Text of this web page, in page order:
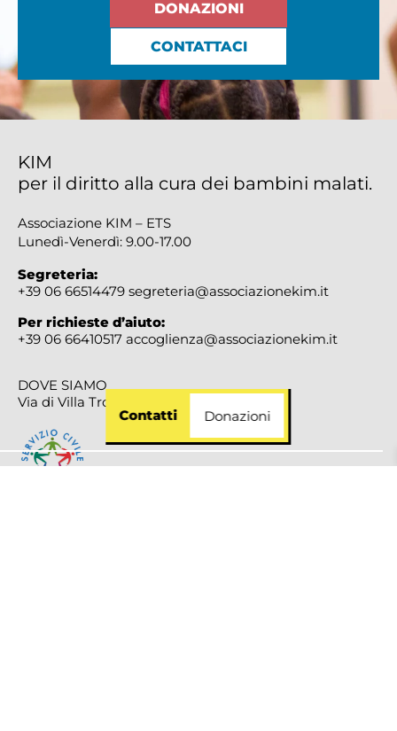
DONAZIONI
CONTATTACI
KIM
per il diritto alla cura dei bambini malati.
Associazione KIM – ETS
Lunedì-Venerdì: 9.00-17.00
Segreteria:
+39 06 66514479 segreteria@associazionekim.it
Per richieste d’aiuto:
+39 06 66410517 accoglienza@associazionekim.it
DOVE SIAMO
Via di Villa Troili, 46 00163 Roma
Contatti Donazioni